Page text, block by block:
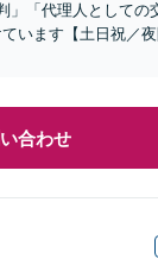
「代理人としての
います【土日祝／
合わせ